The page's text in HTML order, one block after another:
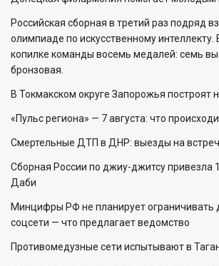
Российская сборная в третий раз подряд
олимпиаде по искусственному интеллекту.
копилке команды восемь медалей: семь
бронзовая.
В Токмакском округе Запорожья построят
«Пульс региона» — 7 августа: что
Смертельные ДТП в ДНР: выезды на
Сборная России по джиу-джитсу привезла
Даби
Минцифры РФ не планирует ограничивать
соцсети — что предлагает ведомство
Противомедузные сети испытывают в